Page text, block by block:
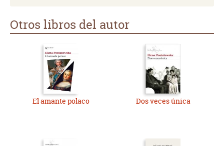
Otros libros del autor
El amante polaco Dos veces única